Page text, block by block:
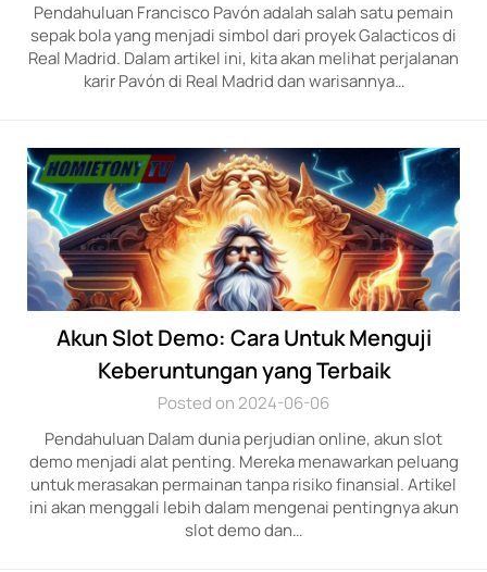
Pendahuluan Francisco Pavón adalah salah satu pemain
sepak bola yang menjadi simbol dari proyek Galacticos di
Real Madrid. Dalam artikel ini, kita akan melihat perjalanan
karir Pavón di Real Madrid dan warisannya…
Akun Slot Demo: Cara Untuk Menguji
Keberuntungan yang Terbaik
Posted on 2024-06-06
Pendahuluan Dalam dunia perjudian online, akun slot
demo menjadi alat penting. Mereka menawarkan peluang
untuk merasakan permainan tanpa risiko finansial. Artikel
ini akan menggali lebih dalam mengenai pentingnya akun
slot demo dan…